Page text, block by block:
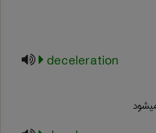
deceleration